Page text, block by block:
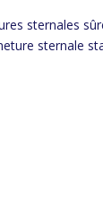
sternales
sternale